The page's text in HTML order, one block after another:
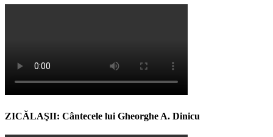
ZICĂLAŞII: Cântecele lui Gheorghe A. Dinicu